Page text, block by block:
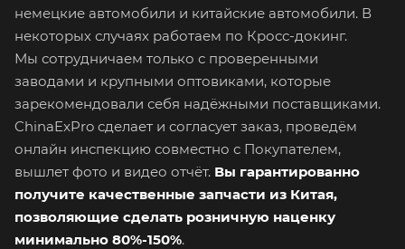
немецкие автомобили и китайские автомобили. В
некоторых случаях работаем по Кросс-докинг.
Мы сотрудничаем только с проверенными
заводами и крупными оптовиками, которые
зарекомендовали себя надёжными поставщиками.
ChinaExPro сделает и согласует заказ, проведём
онлайн инспекцию совместно с Покупателем,
вышлет фото и видео отчёт. Вы гарантированно
получите качественные запчасти из Китая,
позволяющие сделать розничную наценку
минимально 80%-150%.